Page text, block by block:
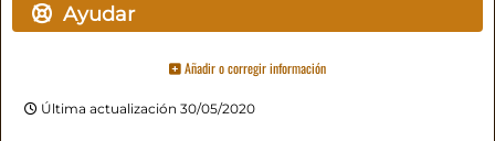
Ayudar
Añadir o corregir información
Última actualización 30/05/2020